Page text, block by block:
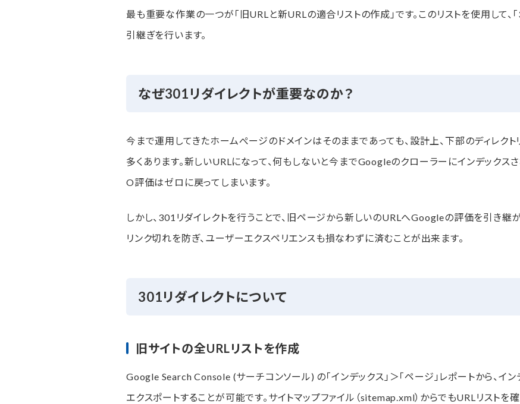
meta情報作成の具体的な手順
ネオインデックスのホームぺージリニューアル
最も重要な作業の一つが「旧URLと新URLの適合リストの作成」です。このリストを使用して、
引継ぎを行います。
なぜ301リダイレクトが重要なのか？
今まで運用してきたホームぺージのドメインはそのままであっても、設計上、下部のディレク
多くあります。新しいURLになって、何もしないと今までGoogleのクローラーにインデックス
O評価はゼロに戻ってしまいます。
しかし、301リダイレクトを行うことで、旧ページから新しいのURLへGoogleの評価を引き継
リンク切れを防ぎ、ユーザーエクスペリエンスも損なわずに済むことが出来ます。
301リダイレクトについて
旧サイトの全URLリストを作成
Google Search Console (サーチコンソール) の「インデックス」＞「ページ」レポートから、イ
エクスポートすることが可能です。サイトマップファイル（sitemap.xml）からでもURLリストを